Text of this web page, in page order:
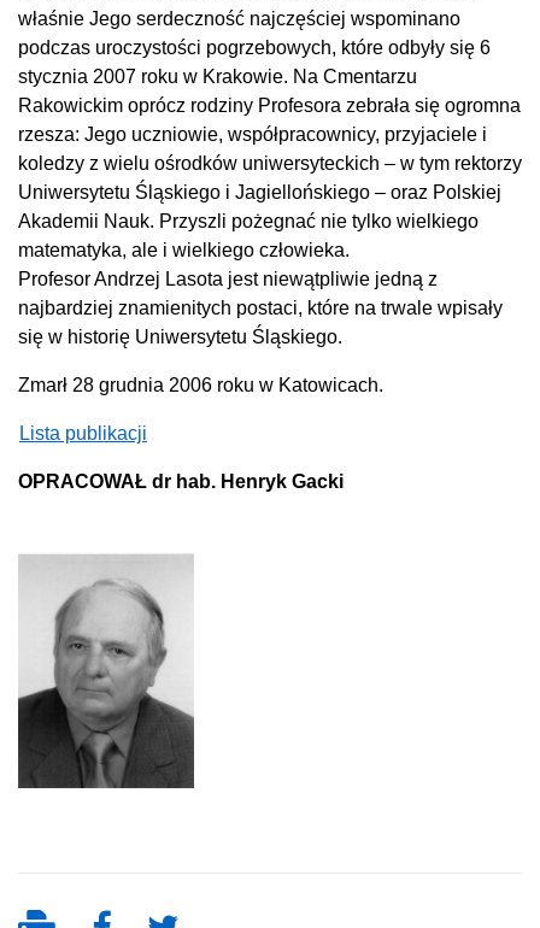
właśnie Jego serdeczność najczęściej wspominano
podczas uroczystości pogrzebowych, które odbyły się 6
stycznia 2007 roku w Krakowie. Na Cmentarzu
Rakowickim oprócz rodziny Profesora zebrała się ogromna
rzesza: Jego uczniowie, współpracownicy, przyjaciele i
koledzy z wielu ośrodków uniwersyteckich – w tym rektorzy
Uniwersytetu Śląskiego i Jagiellońskiego – oraz Polskiej
Akademii Nauk. Przyszli pożegnać nie tylko wielkiego
matematyka, ale i wielkiego człowieka.
Profesor Andrzej Lasota jest niewątpliwie jedną z
najbardziej znamienitych postaci, które na trwale wpisały
się w historię Uniwersytetu Śląskiego.
Zmarł 28 grudnia 2006 roku w Katowicach.
Lista publikacji
OPRACOWAŁ dr hab. Henryk Gacki